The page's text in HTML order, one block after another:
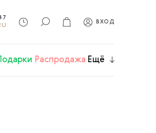
ВХОД
Подарки Распродажа Ещё